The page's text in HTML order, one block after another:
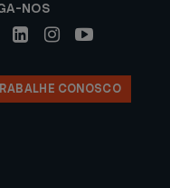
NOS
CONOSCO